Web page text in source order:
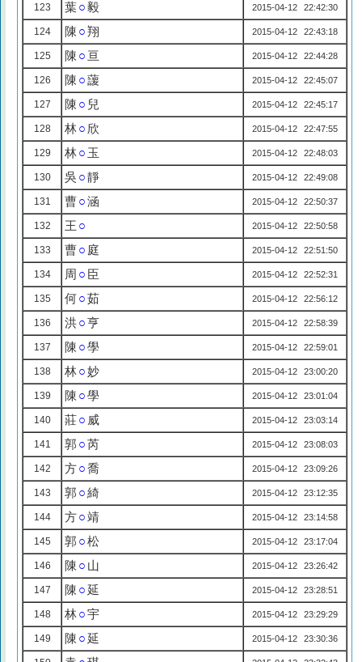
123 葉○毅 2015-04-12 22:42:30
124 陳 ○翔 2015-04-12 22:43:18
125 陳 ○ 亘 2015-04-12 22:44:28
126 陳 ○蘐 2015-04-12 22:45:07
127 陳 ○ 兒 2015-04-12 22:45:17
128 林○ 欣 2015-04-12 22:47:55
129 林○ 玉 2015-04-12 22:48:03
130 吳 ○靜 2015-04-12 22:49:08
131 曹○涵 2015-04-12 22:50:37
132 王 ○ 2015-04-12 22:50:58
133 曹○ 庭 2015-04-12 22:51:50
134 周 ○ 臣 2015-04-12 22:52:31
135 何○茹 2015-04-12 22:56:12
136 洪○亨 2015-04-12 22:58:39
137 陳 ○學 2015-04-12 22:59:01
138 林○妙 2015-04-12 23:00:20
139 陳 ○學 2015-04-12 23:01:04
140 莊○ 威 2015-04-12 23:03:14
141 郭 ○芮 2015-04-12 23:08:03
142 方○喬 2015-04-12 23:09:26
143 郭 ○綺 2015-04-12 23:12:35
144 方○靖 2015-04-12 23:14:58
145 郭 ○松 2015-04-12 23:17:04
146 陳 ○ 山 2015-04-12 23:26:42
147 陳 ○ 延 2015-04-12 23:28:51
148 林○宇 2015-04-12 23:29:29
149 陳 ○ 延 2015-04-12 23:30:36